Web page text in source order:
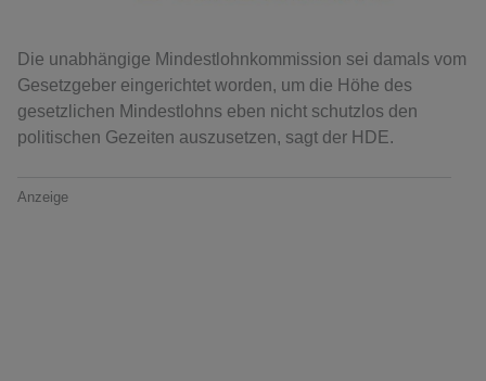
Die unabhängige Mindestlohnkommission sei damals vom
Gesetzgeber eingerichtet worden, um die Höhe des
gesetzlichen Mindestlohns eben nicht schutzlos den
politischen Gezeiten auszusetzen, sagt der HDE.
Anzeige